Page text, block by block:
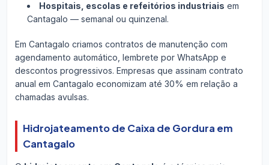
Hospitais, escolas e refeitórios industriais em
Cantagalo — semanal ou quinzenal.
Em Cantagalo criamos contratos de manutenção com
agendamento automático, lembrete por WhatsApp e
descontos progressivos. Empresas que assinam contrato
anual em Cantagalo economizam até 30% em relação a
chamadas avulsas.
Hidrojateamento de Caixa de Gordura em
Cantagalo